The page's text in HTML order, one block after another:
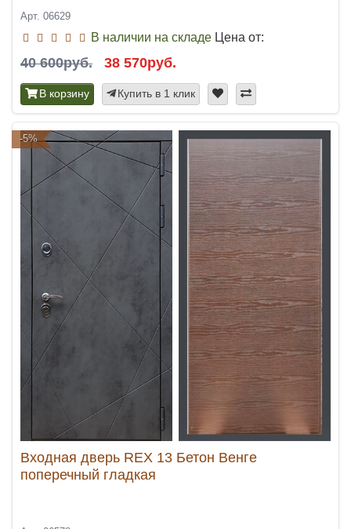
Арт. 06629
В наличии на складе Цена от:
40 600руб. 38 570руб.
В корзину Купить в 1 клик
-5%
Входная дверь REX 13 Бетон Венге
поперечный гладкая